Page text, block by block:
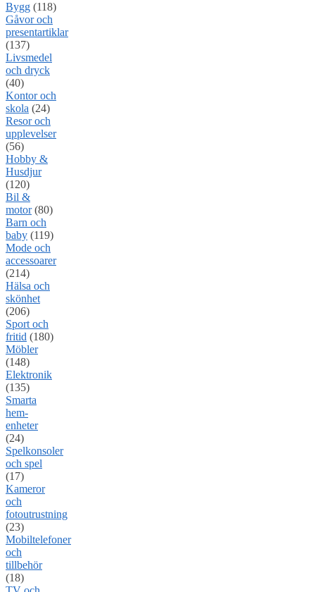
Bygg (118)
Gåvor och
presentartiklar
(137)
Livsmedel
och dryck
(40)
Kontor och
skola (24)
Resor och
upplevelser
(56)
Hobby &
Husdjur
(120)
Bil &
motor (80)
Barn och
baby (119)
Mode och
accessoarer
(214)
Hälsa och
skönhet
(206)
Sport och
fritid (180)
Möbler
(148)
Elektronik
(135)
Smarta
hem-
enheter
(24)
Spelkonsoler
och spel
(17)
Kameror
och
fotoutrustning
(23)
Mobiltelefoner
och
tillbehör
(18)